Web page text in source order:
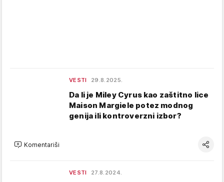
VESTI 29.8.2025.
Da li je Miley Cyrus kao zaštitno lice
Maison Margiele potez modnog
genija ili kontroverzni izbor?
Komentariši
VESTI 27.8.2024.